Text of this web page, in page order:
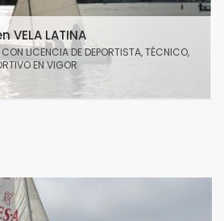
LATINA
LICENCIA DE DEPORTISTA, TÉCNICO,
EN VIGOR